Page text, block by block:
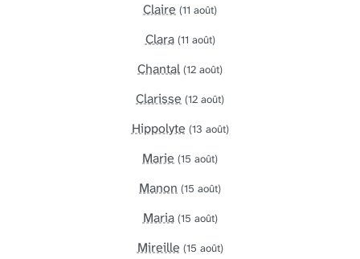
Claire (11 août)
Clara (11 août)
Chantal (12 août)
Clarisse (12 août)
Hippolyte (13 août)
Marie (15 août)
Manon (15 août)
Maria (15 août)
Mireille (15 août)